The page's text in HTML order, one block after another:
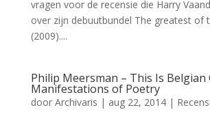
vragen voor de recensie die Harry
over zijn debuutbundel The greatest of
(2009)....
Philip Meersman – This Is Belgian
Manifestations of Poetry
door Archivaris | aug 22, 2014|